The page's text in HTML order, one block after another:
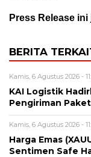
Press Release
BERITA
Kamis, 6 Agustus 2026 -
KAI Logistik
Pengiriman Paket
Kamis, 6 Agustus 2026 -
Harga Emas
Sentimen Safe